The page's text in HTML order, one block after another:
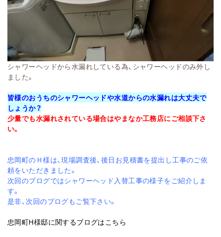
シャワーヘッドから水漏れしている為、シャワーヘッドのみ外し
ました。
皆様のおうちのシャワーヘッドや水道からの水漏れは大丈夫で
しょうか？
少量でも水漏れされている場合はやまなか工務店にご相談下さ
い。
忠岡町のＨ様は、現場調査後、後日お見積書を提出し工事のご依
頼をいただきました。
次回のブログではシャワーヘッド入替工事の様子をご紹介しま
す。
是非、次回のブログもご覧下さい。
忠岡町H様邸に関するブログはこちら